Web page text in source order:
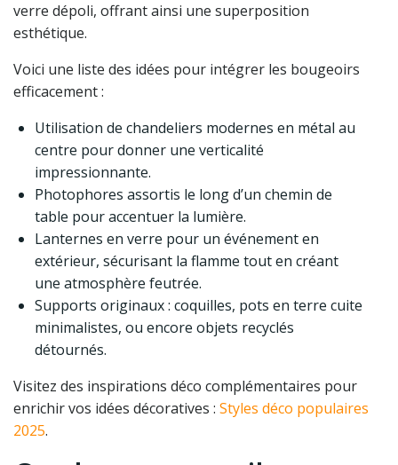
verre dépoli, offrant ainsi une superposition
esthétique.
Voici une liste des idées pour intégrer les bougeoirs
efficacement :
Utilisation de chandeliers modernes en métal au
centre pour donner une verticalité
impressionnante.
Photophores assortis le long d’un chemin de
table pour accentuer la lumière.
Lanternes en verre pour un événement en
extérieur, sécurisant la flamme tout en créant
une atmosphère feutrée.
Supports originaux : coquilles, pots en terre cuite
minimalistes, ou encore objets recyclés
détournés.
Visitez des inspirations déco complémentaires pour
enrichir vos idées décoratives : Styles déco populaires
2025.